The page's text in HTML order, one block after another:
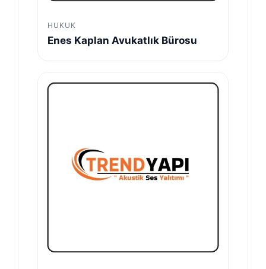
HUKUK
Enes Kaplan Avukatlık Bürosu